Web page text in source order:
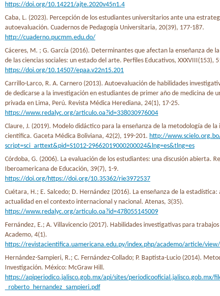
https://doi.org/10.14221/ajte.2020v45n1.4
Caba, L. (2023). Percepción de los estudiantes universitarios ante una
autoevaluación. Cuadernos de Pedagogía Universitaria, 20(39), 177-187.
http://cuaderno.pucmm.edu.do/
Cáceres, M. ; G. García (2016). Determinantes que afectan la enseñanza de
de las ciencias sociales: un estado del arte. Perfiles Educativos, XXXVIII(153),
https://doi.org/10.14507/epaa.v22n15.201
Carrillo-Larco, R. A. Carnero (2013). Autoevaluación de habilidades
de dedicarse a la investigación en estudiantes de primer año de medicina de
privada en Lima, Perú. Revista Médica Herediana, 24(1), 17-25.
https://www.redalyc.org/articulo.oa?id=338030976004
Claure, J. (2019). Modelo didáctico para la enseñanza de la metodología de la
científica. Gaceta Médica Boliviana, 42(2), 199-201. http://
script=sci_arttext&pid=S1012-29662019000200024&lng=es&tlng=es
Córdoba, G. (2006). La evaluación de los estudiantes: una discusión abierta.
Iberoamericana de Educación, 39(7), 1-9.
https://doi.org/https://doi.org/10.35362/rie3972537
Cuétara, H.; E. Salcedo; D. Hernández (2016). La enseñanza de la
actualidad en el contexto internacional y nacional. Atenas, 3(35).
https://www.redalyc.org/articulo.oa?id=478055145009
Fernández, E.; A. Villavicencio (2017). Habilidades investigativas para
Academo, 4(1).
https://revistacientifica.uamericana.edu.py/index.php/academo/article/
Hernández-Sampieri, R.; C. Fernández-Collado; P. Baptista-Lucio (2014).
Investigación. México: McGraw Hill.
https://apiperiodico.jalisco.gob.mx/api/sites/periodicooficial.jalisco.gob.mx/
_roberto_hernandez_sampieri.pdf